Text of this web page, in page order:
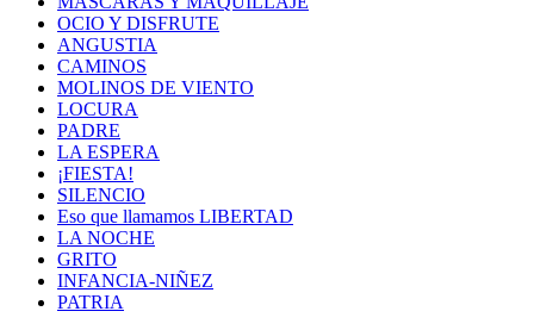
OCIO Y DISFRUTE
ANGUSTIA
CAMINOS
MOLINOS DE VIENTO
LOCURA
PADRE
LA ESPERA
¡FIESTA!
SILENCIO
Eso que llamamos LIBERTAD
LA NOCHE
GRITO
INFANCIA-NIÑEZ
PATRIA